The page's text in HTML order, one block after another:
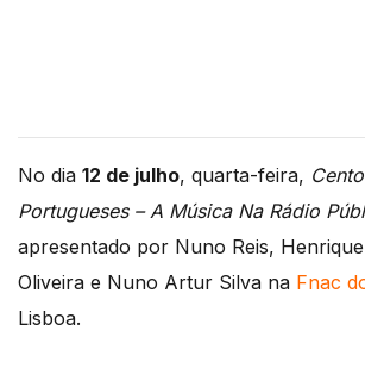
No dia 12 de julho, quarta-feira,
Portugueses – A Música Na Rádio
apresentado por Nuno Reis,
Oliveira e Nuno Artur Silva na Fnac
Lisboa.